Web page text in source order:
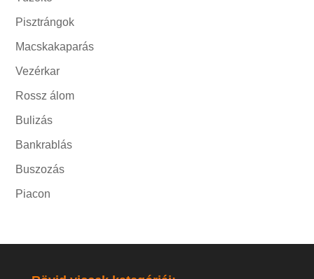
Pisztrángok
Macskakaparás
Vezérkar
Rossz álom
Bulizás
Bankrablás
Buszozás
Piacon